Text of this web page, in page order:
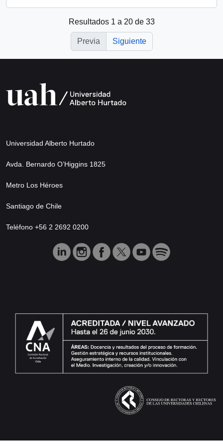
Resultados 1 a 20 de 33
Previa Siguiente
Universidad Alberto Hurtado
Avda. Bernardo O’Higgins 1825
Metro Los Héroes
Santiago de Chile
Teléfono +56 2 2692 0200